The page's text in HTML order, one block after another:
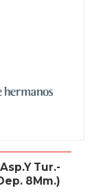
Tur.-
8Mm.)